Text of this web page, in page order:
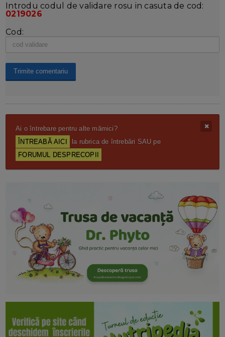
Introdu codul de validare rosu in casuta de cod:
0219026
Cod:
Ai o întrebare pentru alte mămici?
ÎNTREABĂ AICI
la rubrica de întrebări SAU pe
FORUMUL DESPRECOPII